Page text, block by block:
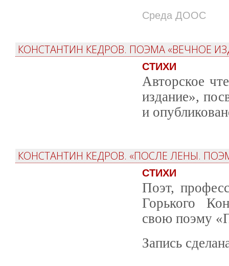
Среда ДООС
КОНСТАНТИН КЕДРОВ. ПОЭМА «ВЕЧНОЕ
СТИХИ
Авторское
издание»,
и
КОНСТАНТИН КЕДРОВ. «ПОСЛЕ ЛЕНЫ.
СТИХИ
Поэт,
Горького
свою поэму
Запись